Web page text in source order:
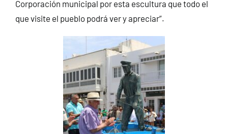
Corporación municipal por esta escultura que todo el
que visite el pueblo podrá ver y apreciar”.